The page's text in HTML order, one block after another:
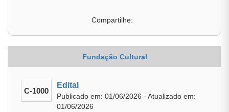
Compartilhe:
Fundação Cultural
C-1000
Edital
Publicado em: 01/06/2026 - Atualizado em:
01/06/2026